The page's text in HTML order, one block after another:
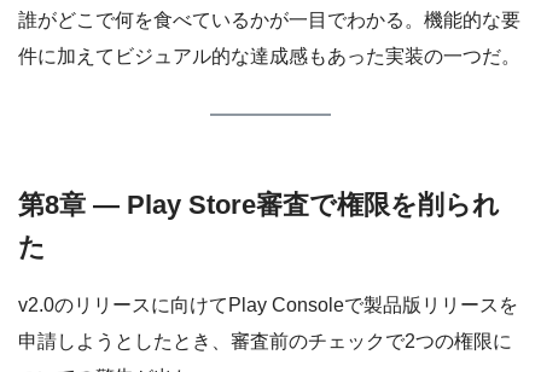
誰がどこで何を食べているかが一目でわかる。機能的な要
件に加えてビジュアル的な達成感もあった実装の一つだ。
第8章 — Play Store審査で権限を削られ
た
v2.0のリリースに向けてPlay Consoleで製品版リリースを
申請しようとしたとき、審査前のチェックで2つの権限に